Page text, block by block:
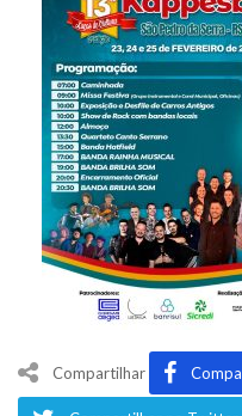
Compartilhar